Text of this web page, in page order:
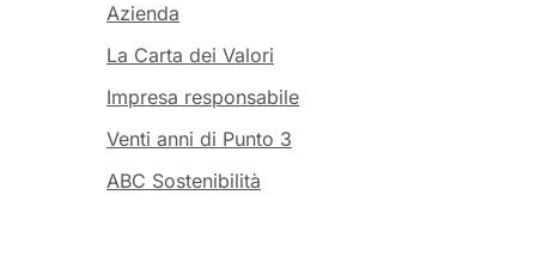
Azienda
La Carta dei Valori
Impresa responsabile
Venti anni di Punto 3
ABC Sostenibilità